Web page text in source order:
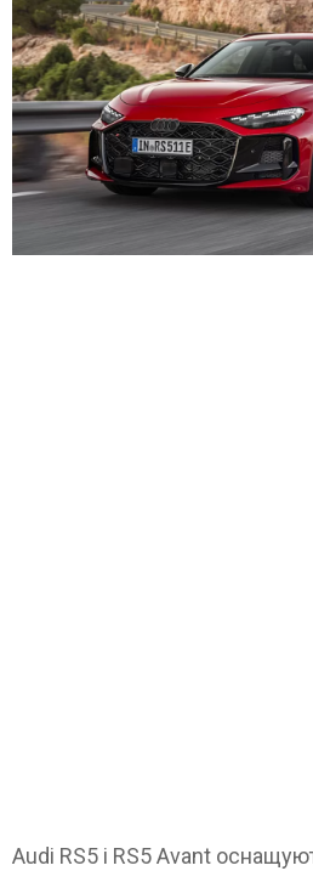
Audi RS5 і RS5 Avant